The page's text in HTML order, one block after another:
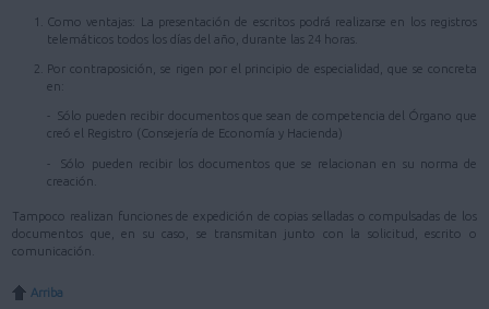
Como ventajas: La presentación de escritos podrá realizarse en los registros
telemáticos todos los días del año, durante las 24 horas.
Por contraposición, se rigen por el principio de especialidad, que se concreta
en:
- Sólo pueden recibir documentos que sean de competencia del Órgano que
creó el Registro (Consejería de Economía y Hacienda)
- Sólo pueden recibir los documentos que se relacionan en su norma de
creación.
Tampoco realizan funciones de expedición de copias selladas o compulsadas de los
documentos que, en su caso, se transmitan junto con la solicitud, escrito o
comunicación.
Arriba